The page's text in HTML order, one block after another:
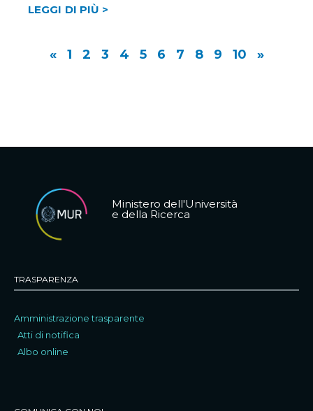
LEGGI DI PIÙ >
« 1 2 3 4 5 6 7 8 9 10 »
Ministero dell'Università
e della Ricerca
TRASPARENZA
Amministrazione trasparente
Atti di notifica
Albo online